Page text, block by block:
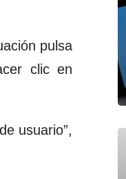
pulsa
clic en
usuario”,